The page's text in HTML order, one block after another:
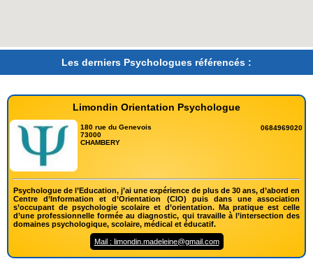
Les derniers Psychologues référencés :
Limondin Orientation Psychologue
180 rue du Genevois
73000
CHAMBERY
0684969020
Psychologue de l’Education, j’ai une expérience de plus de 30 ans, d’abord en
Centre d’Information et d’Orientation (CIO) puis dans une association
s’occupant de psychologie scolaire et d’orientation. Ma pratique est celle
d’une professionnelle formée au diagnostic, qui travaille à l’intersection des
domaines psychologique, scolaire, médical et éducatif.
Mail : limondin.madeleine@gmail.com